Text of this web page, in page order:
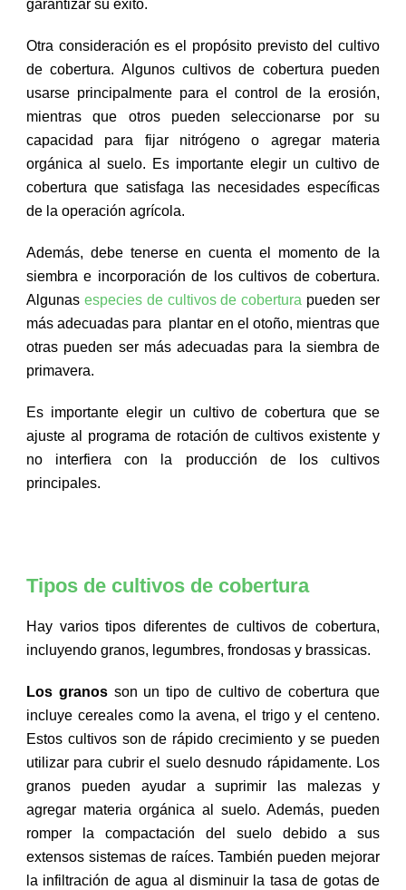
garantizar su éxito.
Otra consideración es el propósito previsto del cultivo
de cobertura. Algunos cultivos de cobertura pueden
usarse principalmente para el control de la erosión,
mientras que otros pueden seleccionarse por su
capacidad para fijar nitrógeno o agregar materia
orgánica al suelo. Es importante elegir un cultivo de
cobertura que satisfaga las necesidades específicas
de la operación agrícola.
Además, debe tenerse en cuenta el momento de la
siembra e incorporación de los cultivos de cobertura.
Algunas especies de cultivos de cobertura pueden ser
más adecuadas para plantar en el otoño, mientras que
otras pueden ser más adecuadas para la siembra de
primavera.
Es importante elegir un cultivo de cobertura que se
ajuste al programa de rotación de cultivos existente y
no interfiera con la producción de los cultivos
principales.
Tipos de cultivos de cobertura
Hay varios tipos diferentes de cultivos de cobertura,
incluyendo granos, legumbres, frondosas y brassicas.
Los granosson un tipo de cultivo de cobertura que
incluye cereales como la avena, el trigo y el centeno.
Estos cultivos son de rápido crecimiento y se pueden
utilizar para cubrir el suelo desnudo rápidamente. Los
granos pueden ayudar a suprimir las malezas y
agregar materia orgánica al suelo. Además, pueden
romper la compactación del suelo debido a sus
extensos sistemas de raíces. También pueden mejorar
la infiltración de agua al disminuir la tasa de gotas de